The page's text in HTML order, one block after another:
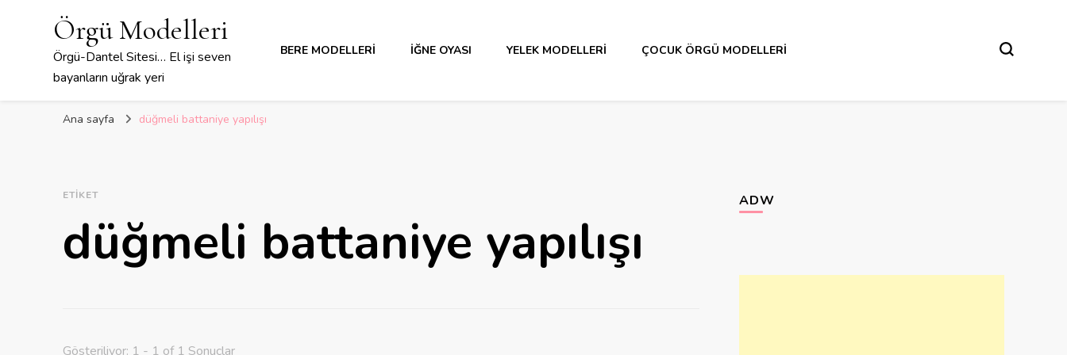
Örgü Modelleri
Örgü-Dantel Sitesi… El işi seven
bayanların uğrak yeri
BERE MODELLERI İĞNE OYASI YELEK MODELLERI ÇOCUK ÖRGÜ MODELLERI
Ana sayfa düğmeli battaniye yapılışı
ETIKET
düğmeli battaniye yapılışı
Gösteriliyor: 1 - 1 of 1 Sonuçlar
ADW